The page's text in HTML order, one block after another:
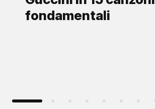
fondamentali